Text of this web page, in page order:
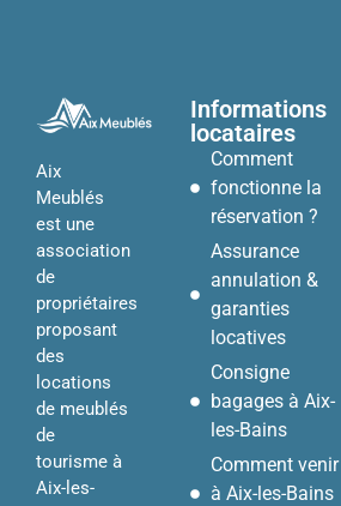
Aix
Meublés
est une
association
de
propriétaires
proposant
des
locations
de meublés
de
tourisme à
Aix-les-
Informations
locataires
Comment
fonctionne la
réservation ?
Assurance
annulation &
garanties
locatives
Consigne
bagages à Aix-
les-Bains
Comment venir
à Aix-les-Bains